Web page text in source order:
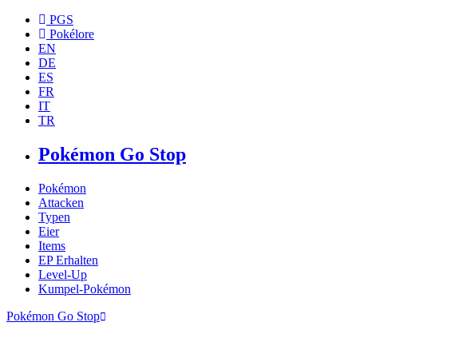
PGS
Pokélore
EN
DE
ES
FR
IT
TR
Pokémon Go Stop
Pokémon
Attacken
Typen
Eier
Items
EP Erhalten
Level-Up
Kumpel-Pokémon
Pokémon Go Stop